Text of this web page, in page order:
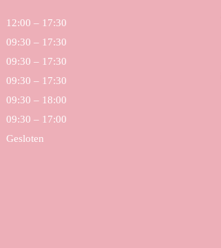
12:00 – 17:30
09:30 – 17:30
09:30 – 17:30
09:30 – 17:30
09:30 – 18:00
09:30 – 17:00
Gesloten